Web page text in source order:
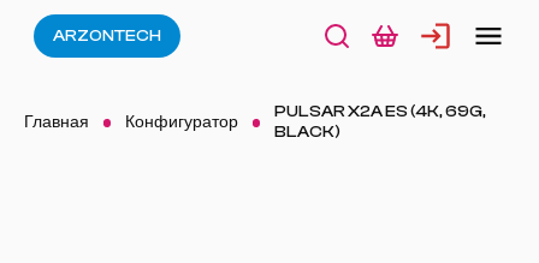
ARZONTECH
Главная Конфигуратор
PULSAR X2A ES (4K, 69G,
BLACK)